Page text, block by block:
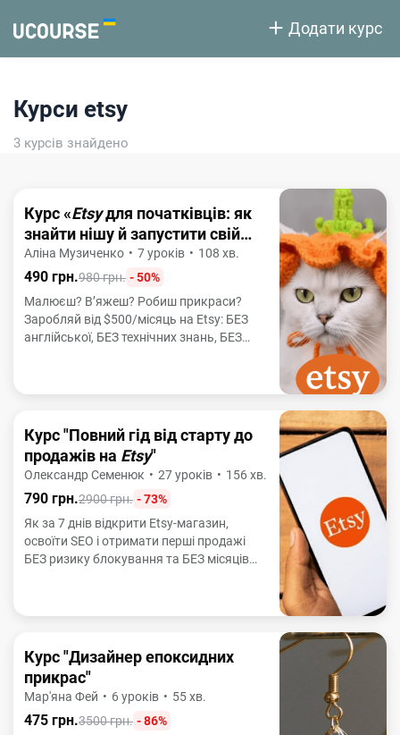
Додати курс
Курси etsy
3 курсів знайдено
Курс «Etsyдля початківців: як
знайти нішу й запустити свій
перший магазин»
Аліна Музиченко • 7 уроків • 108 хв.
490 грн.980 грн. - 50%
Малюєш? В’яжеш? Робиш прикраси?
Заробляй від $500/місяць на Etsy: БЕЗ
англійської, БЕЗ технічних знань, БЕЗ
Курс "Повний гід від старту до
продажів на Etsy"
Олександр Семенюк • 27 уроків • 156 хв.
790 грн.2900 грн. - 73%
Як за 7 днів відкрити Etsy-магазин,
освоїти SEO і отримати перші продажі
БЕЗ ризику блокування та БЕЗ місяців
Курс "Дизайнер епоксидних
прикрас"
Мар'яна Фей • 6 уроків • 55 хв.
475 грн.3500 грн. - 86%